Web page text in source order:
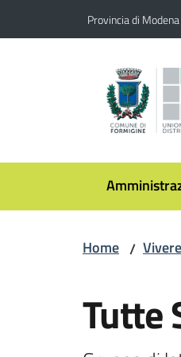
Provincia di Modena
Home /
Tutte